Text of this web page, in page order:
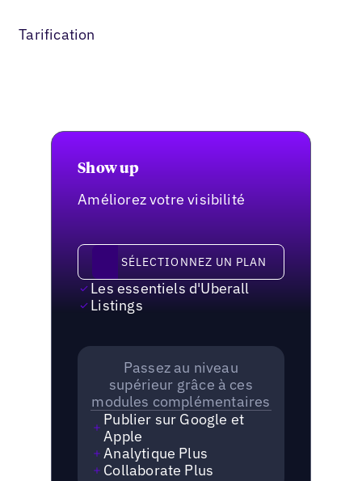
Tarification
Show up
Améliorez votre visibilité
Sélectionnez un plan
SÉLECTIONNEZ UN PLAN
Les essentiels d'Uberall
Listings
Passez au niveau
supérieur grâce à ces
modules complémentaires
Publier sur Google et
Apple
Analytique Plus
Collaborate Plus